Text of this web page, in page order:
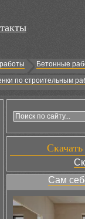
Бетонные
по строительным
Сам